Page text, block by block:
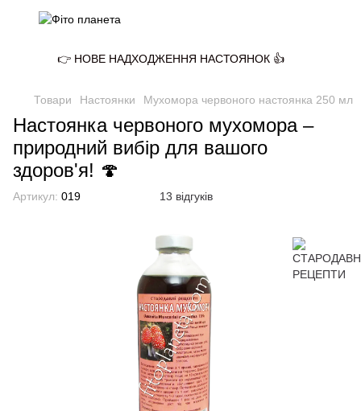
👉 НОВЕ НАДХОДЖЕННЯ НАСТОЯНОК 👍
Товари Настоянки Мухомора червоного настоянка 250 мл
Настоянка червоного мухомора –
природний вибір для вашого
здоров'я! 🍄
Артикул: 019 13 відгуків